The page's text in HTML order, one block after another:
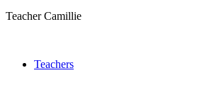
Teacher Camillie
Teachers